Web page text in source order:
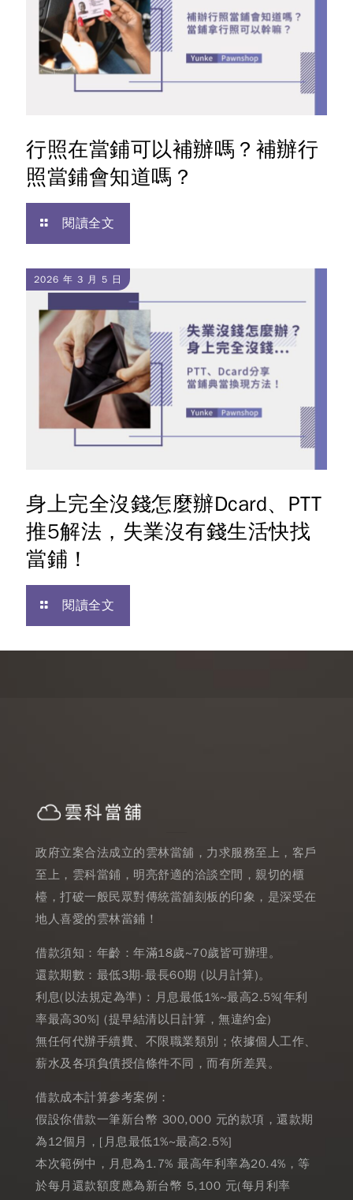
行照在當鋪可以補辦嗎？補辦行
照當鋪會知道嗎？
閱讀全文
2026 年 3 月 5 日
身上完全沒錢怎麼辦Dcard、PTT
推5解法，失業沒有錢生活快找
當鋪！
閱讀全文
政府立案合法成立的雲林當舖，力求服務至上，客戶
至上，雲科當鋪，明亮舒適的洽談空間，親切的櫃
檯，打破一般民眾對傳統當舖刻板的印象，是深受在
地人喜愛的雲林當鋪！
借款須知：年齡：年滿18歲~70歲皆可辦理。
還款期數：最低3期-最長60期 (以月計算)。
利息(以法規定為準) : 月息最低1%~最高2.5%[年利
率最高30%] (提早結清以日計算，無違約金)
無任何代辦手續費、不限職業類別；依據個人工作、
薪水及各項負債授信條件不同，而有所差異。
借款成本計算參考案例：
假設你借款一筆新台幣 300,000 元的款項，還款期
為12個月，[月息最低1%~最高2.5%]
本次範例中，月息為1.7% 最高年利率為20.4%，等
於每月還款額度應為新台幣 5,100 元(每月利率